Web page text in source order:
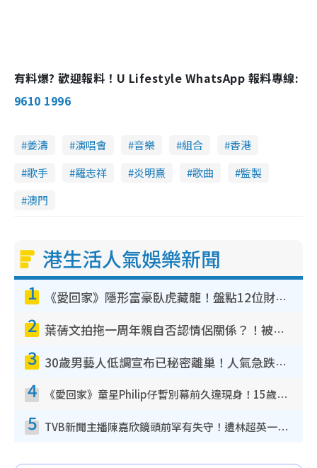
有料爆? 歡迎報料！U Lifestyle WhatsApp 報料專線:
9610 1996
姜濤 演唱會 音樂 組合
香港
歌手
羅志祥 炎明熹 歌曲
監製
澳門
港生活人氣娛樂新聞
1 《愛回家》隱形富豪臥虎藏龍！盤點12位財氣逼人的有錢藝人：呢位靚女3億身家唔憂做
2 葉蒨文拍拖一周年親自否認情侶關係？！被質疑感情造假竟稱GM「普通同事」
3 30歲男藝人低調宣布已秘密離巢！人氣急跌變失蹤人口︰「這幾年過得並不容易」
4 《愛回家》童星Philip仔暫別幕前久違現身！15歲近況暴風長高蛻變帥氣少男
5 TVB新聞主播陳嘉欣鏡頭前罕有失守！遭林超英一句說話突襲嚇親當場大笑